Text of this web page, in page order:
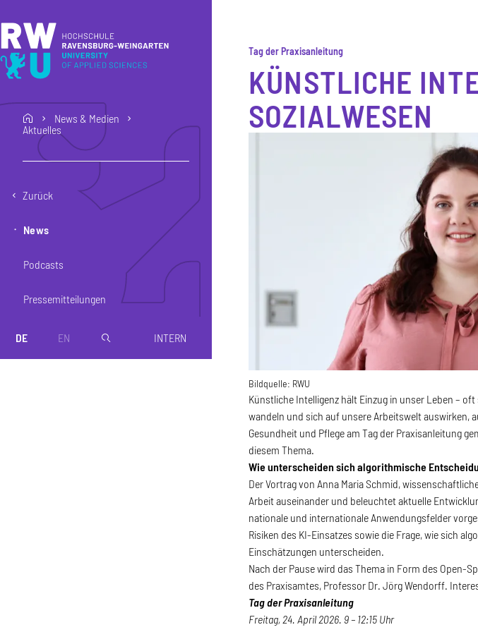
home
News & Medien
Aktuelles
Zurück
News
Podcasts
Pressemitteilungen
DE EN magnifier INTERN
Tag der Praxisanleitung
KÜNSTLICHE
SOZIALWESEN
Bildquelle: RWU
Künstliche Intelligenz hält Einzug in unser Leben –
wandeln und sich auf unsere Arbeitswelt auswirken,
Gesundheit und Pflege am Tag der Praxisanleitung
diesem Thema.
Wie unterscheiden sich algorithmische
Der Vortrag von Anna Maria Schmid,
Arbeit auseinander und beleuchtet aktuelle
nationale und internationale Anwendungsfelder
Risiken des KI-Einsatzes sowie die Frage, wie sich
Einschätzungen unterscheiden.
Nach der Pause wird das Thema in Form des
des Praxisamtes, Professor Dr. Jörg Wendorff.
Tag der Praxisanleitung
Freitag, 24. April 2026. 9 – 12:15 Uhr